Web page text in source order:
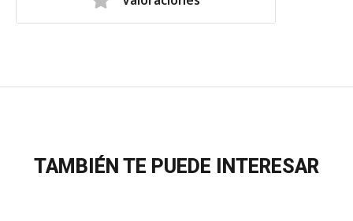
TAMBIÉN TE PUEDE INTERESAR